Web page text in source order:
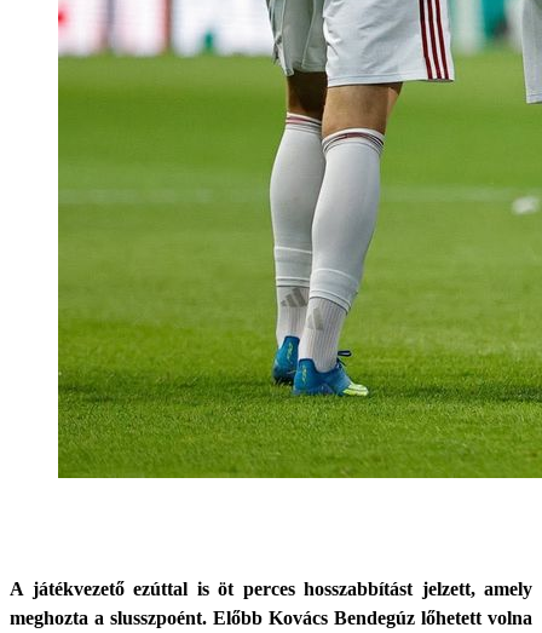
A játékvezető ezúttal is öt perces hosszabbítást jelzett, amely
meghozta a slusszpoént. Előbb Kovács Bendegúz lőhetett volna